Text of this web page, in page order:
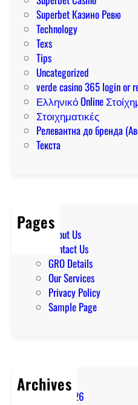
Superbet Казино Ревю
Technology
Texs
Tips
Uncategorized
verde casino 365 login or
Ελληνικό Online
Στοιχηματικές
Релевантна до бренда
Текста
Pages
About Us
Contact Us
GRO Details
Our Services
Privacy Policy
Sample Page
Archives
August 2026